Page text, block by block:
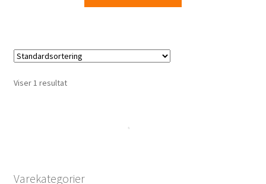
til
Viser 1 resultat
Varekategorier